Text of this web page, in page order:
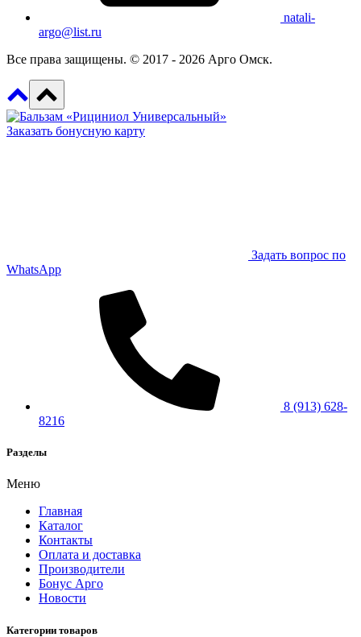
natali-
argo@list.ru
Все права защищены. © 2017 - 2026 Арго Омск.
Заказать бонусную карту
Задать вопрос по
WhatsApp
8 (913) 628-
8216
Разделы
Меню
Главная
Каталог
Контакты
Оплата и доставка
Производители
Бонус Арго
Новости
Категории товаров